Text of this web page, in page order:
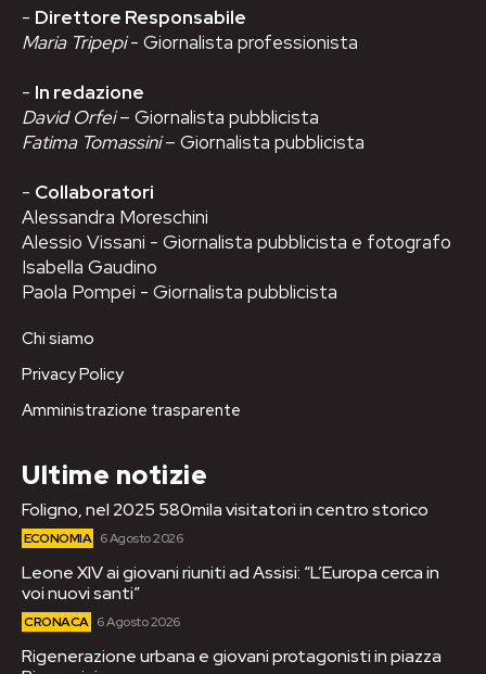
- Direttore Responsabile
Maria Tripepi- Giornalista professionista
- In redazione
David Orfei– Giornalista pubblicista
Fatima Tomassini– Giornalista pubblicista
- Collaboratori
Alessandra Moreschini
Alessio Vissani - Giornalista pubblicista e fotografo
Isabella Gaudino
Paola Pompei - Giornalista pubblicista
Chi siamo
Privacy Policy
Amministrazione trasparente
Ultime notizie
Foligno, nel 2025 580mila visitatori in centro storico
ECONOMIA 6 Agosto 2026
Leone XIV ai giovani riuniti ad Assisi: “L’Europa cerca in
voi nuovi santi”
CRONACA 6 Agosto 2026
Rigenerazione urbana e giovani protagonisti in piazza